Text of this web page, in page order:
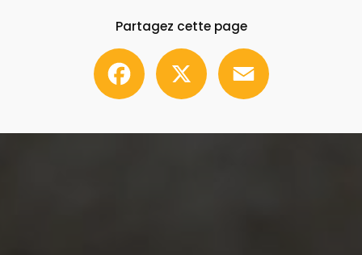
Partagez cette page
Facebook